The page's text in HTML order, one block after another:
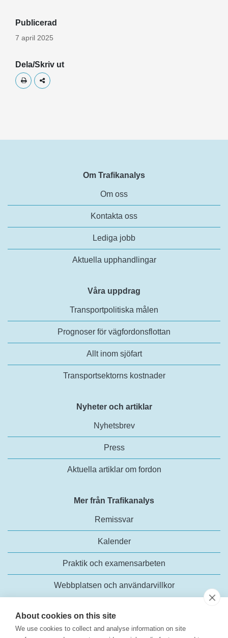
About cookies on this site
We use cookies to collect and analyse information on site
Publicerad
7 april 2025
Dela/Skriv ut
Skriv utDela
Om Trafikanalys
Om oss
Kontakta oss
Lediga jobb
Aktuella upphandlingar
Våra uppdrag
Transportpolitiska målen
Prognoser för vägfordonsflottan
Allt inom sjöfart
Transportsektorns kostnader
Nyheter och artiklar
Nyhetsbrev
Press
Aktuella artiklar om fordon
Mer från Trafikanalys
Remissvar
Kalender
Praktik och examensarbeten
Webbplatsen och användarvillkor